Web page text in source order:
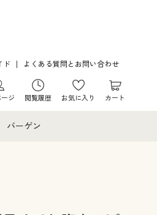
ド よくある質問とお問い合わせ
ジ 閲覧履歴 お気に入り カート
すべて
バーゲン